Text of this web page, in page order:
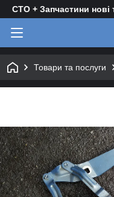
СТО + Запчастини нові
Товари та послуги